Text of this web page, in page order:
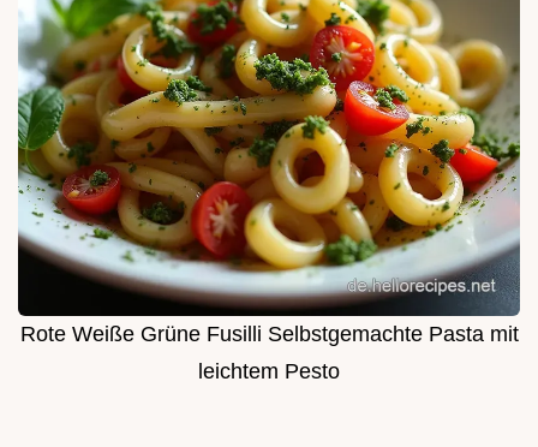
Rote Weiße Grüne Fusilli Selbstgemachte Pasta mit
leichtem Pesto